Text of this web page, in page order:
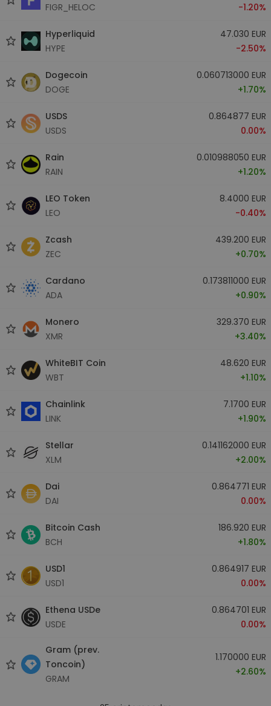
FIGR_HELOC
-1.20%
Hyperliquid
HYPE
47.030 EUR
-2.50%
Dogecoin
DOGE
0.060713000 EUR
+1.70%
USDS
USDS
0.864877 EUR
0.00%
Rain
RAIN
0.010988050 EUR
+1.20%
LEO Token
LEO
8.4000 EUR
-0.40%
Zcash
ZEC
439.200 EUR
+0.70%
Cardano
ADA
0.173811000 EUR
+0.90%
Monero
XMR
329.370 EUR
+3.40%
WhiteBIT Coin
WBT
48.620 EUR
+1.10%
Chainlink
LINK
7.1700 EUR
+1.90%
Stellar
XLM
0.141162000 EUR
+2.00%
Dai
DAI
0.864771 EUR
0.00%
Bitcoin Cash
BCH
186.920 EUR
+1.80%
USD1
USD1
0.864917 EUR
0.00%
Ethena USDe
USDE
0.864701 EUR
0.00%
Gram (prev.
Toncoin)
GRAM
1.170000 EUR
+2.60%